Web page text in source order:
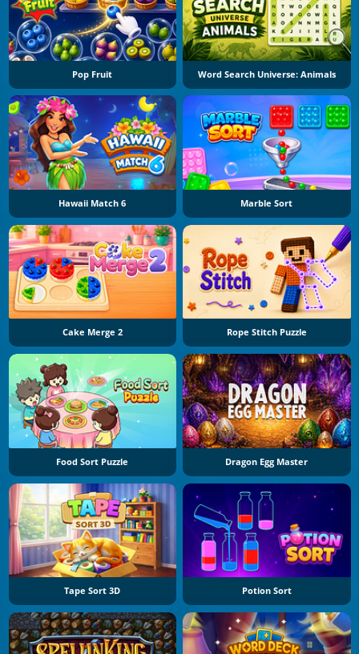
Pop Fruit Word Search Universe: Animals
Hawaii Match 6 Marble Sort
Cake Merge 2 Rope Stitch Puzzle
Food Sort Puzzle Dragon Egg Master
Tape Sort 3D Potion Sort